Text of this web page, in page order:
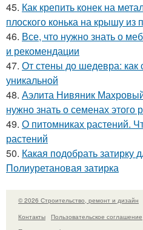
45. Как крепить конек на
плоского конька на крышу из
46. Все, что нужно знать о
и рекомендации
47. От стены до шедевра: как
уникальной
48. Аэлита Нивяник
нужно знать о семенах этого
49. О питомниках растений.
растений
50. Какая подобрать затирку
Полиуретановая затирка
© 2026 Строительство, ремонт и дизайн
Контакты
Пользовательское соглашение